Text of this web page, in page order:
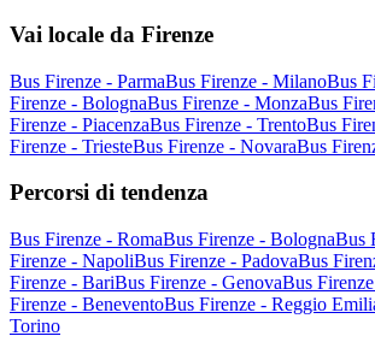
Vai locale da Firenze
Bus Firenze - ParmaBus Firenze - MilanoBus
Firenze - BolognaBus Firenze - MonzaBus
Firenze - PiacenzaBus Firenze - TrentoBus
Firenze - TriesteBus Firenze - NovaraBus
Percorsi di tendenza
Bus Firenze - RomaBus Firenze - BolognaBus
Firenze - NapoliBus Firenze - PadovaBus
Firenze - BariBus Firenze - GenovaBus
Firenze - BeneventoBus Firenze - Reggio
Torino